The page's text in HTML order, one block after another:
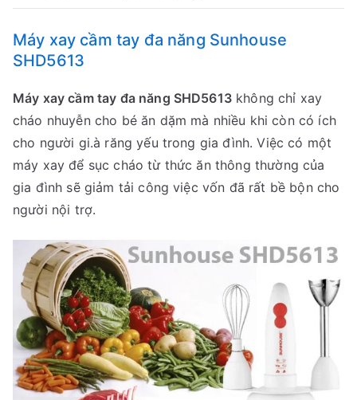
Máy xay cầm tay đa năng Sunhouse
SHD5613
Máy xay cầm tay đa năng SHD5613không chỉ xay
cháo nhuyễn cho bé ăn dặm mà nhiều khi còn có ích
cho người gi.à răng yếu trong gia đình. Việc có một
máy xay để sục cháo từ thức ăn thông thường của
gia đình sẽ giảm tải công việc vốn đã rất bề bộn cho
người nội trợ.